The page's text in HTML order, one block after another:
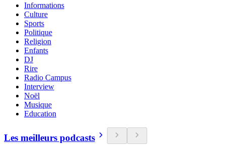
Informations
Culture
Sports
Politique
Religion
Enfants
DJ
Rire
Radio Campus
Interview
Noël
Musique
Education
Les meilleurs podcasts